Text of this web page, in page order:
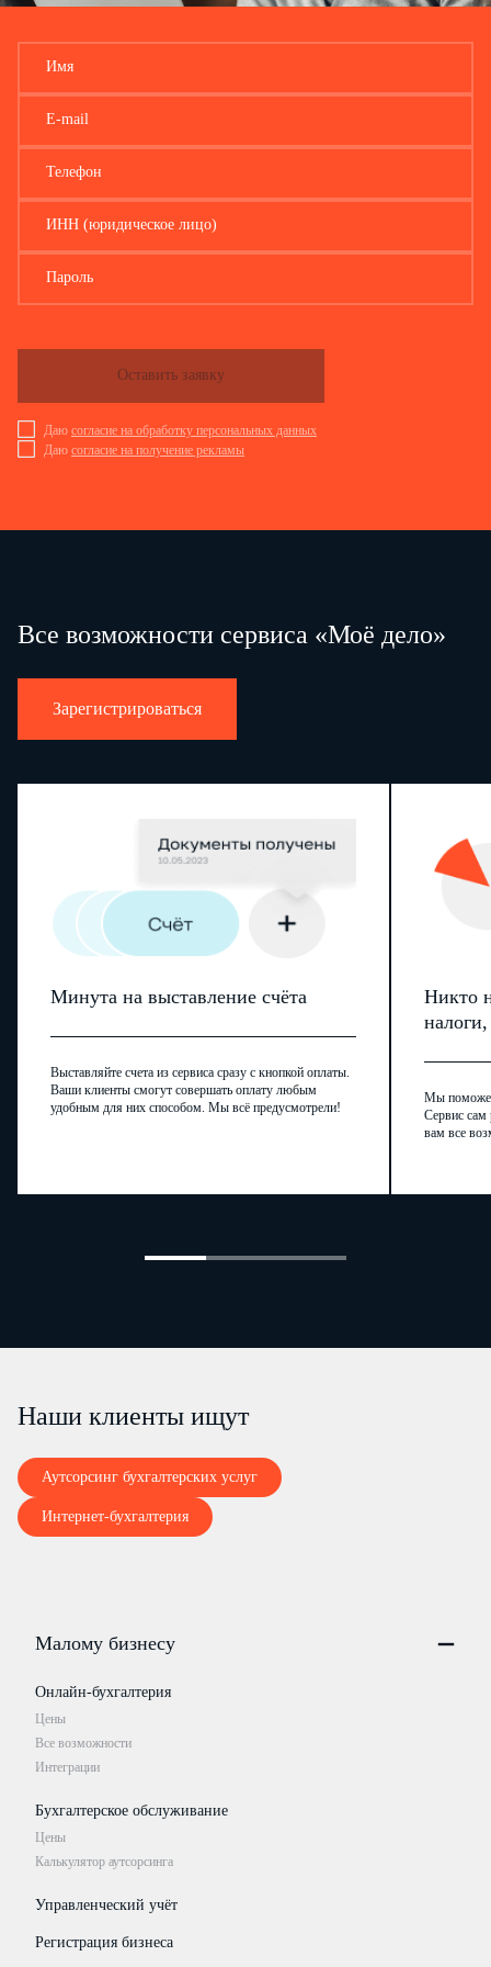
Имя
E-mail
Телефон
ИНН (юридическое лицо)
Пароль
Даю согласие на обработку персональных данных
Даю согласие на получение рекламы
Оставить заявку
Все возможности сервиса «Моё дело»
Зарегистрироваться
Минута на выставление счёта
Выставляйте счета из сервиса сразу с кнопкой оплаты.
Ваши клиенты смогут совершать оплату любым
удобным для них способом. Мы всё предусмотрели!
Никто
Мы
Сервис сам
вам все
Наши клиенты ищут
Аутсорсинг бухгалтерских услуг
Интернет-бухгалтерия
Малому бизнесу
Онлайн-бухгалтерия
Цены
Все возможности
Интеграции
Бухгалтерское обслуживание
Цены
Калькулятор аутсорсинга
Управленческий учёт
Регистрация бизнеса